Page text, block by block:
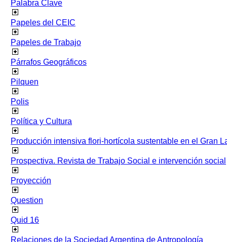
Palabra Clave
Papeles del CEIC
Papeles de Trabajo
Párrafos Geográficos
Pilquen
Polis
Política y Cultura
Producción intensiva flori-hortícola sustentable en el Gran
Prospectiva. Revista de Trabajo Social e intervención social
Proyección
Question
Quid 16
Relaciones de la Sociedad Argentina de Antropología